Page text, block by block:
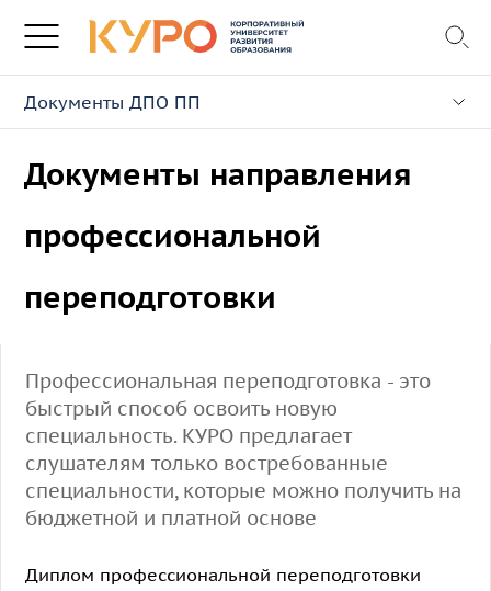
Документы направления
профессиональной
переподготовки
Документы ДПО ПП
Профессиональная переподготовка - это
быстрый способ освоить новую
специальность. КУРО предлагает
слушателям только востребованные
специальности, которые можно получить на
бюджетной и платной основе
Диплом профессиональной переподготовки